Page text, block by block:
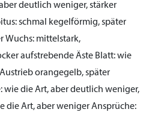
deutlich weniger, stärker
schmal kegelförmig, später
Wuchs: mittelstark,
aufstrebende Äste Blatt:wie
orangegelb, später
wie die Art, aber deutlich weniger,
die Art, aber wenigerAnsprüche: